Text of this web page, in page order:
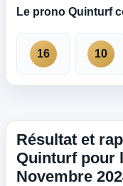
Le prono Quinturf
16 10
Résultat et
Quinturf pour
Novembre